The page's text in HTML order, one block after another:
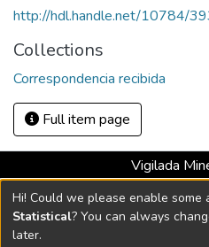
http://hdl.handle.net/10784/
Collections
Correspondencia recibida
Full item page
Vigilada
Universidad con
Resolución
Hi! Could we please enable some
Statistical? You can always
later.